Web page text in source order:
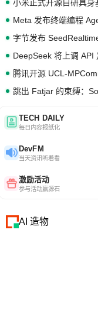
小米正式开源自研具身
Meta 发布终端编程
字节发布
DeepSeek 将上调 API
腾讯开源 UCL-
TECH DAILY
每日内容报纸化
DevFM
当天资讯听着看
激励活动
参与活动赢源石
AI 造物